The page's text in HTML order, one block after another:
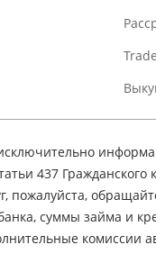
437
пожалуйста,
банка, суммы займа и
комиссии